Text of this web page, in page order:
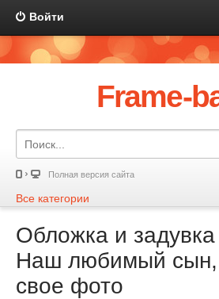
Войти
Frame-
Полная версия сайта
Все категории
Обложка и
Наш любимый сын,
свое фото